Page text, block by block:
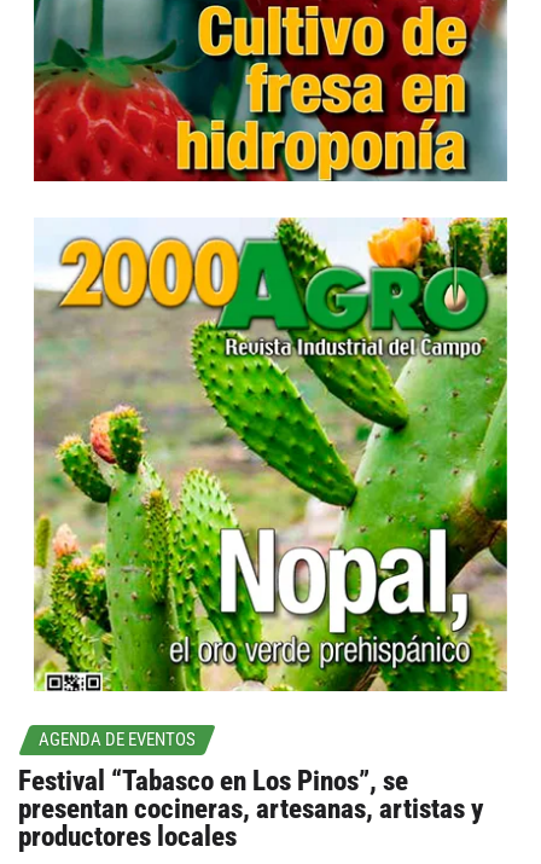
AGENDA DE EVENTOS
Festival “Tabasco en Los Pinos”, se
presentan cocineras, artesanas, artistas y
productores locales